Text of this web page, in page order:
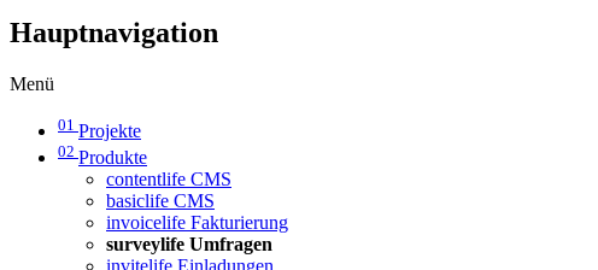
Hauptnavigation
Menü
01 Projekte
02 Produkte
contentlife CMS
basiclife CMS
invoicelife Fakturierung
surveylife Umfragen
invitelife Einladungen